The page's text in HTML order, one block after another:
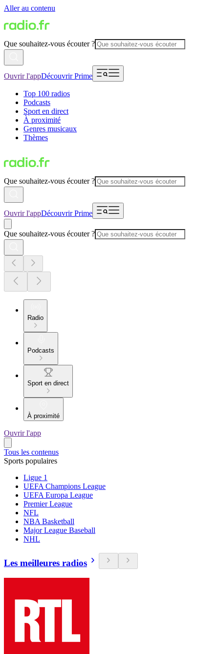
Aller au contenu
Que souhaitez-vous écouter ?
Ouvrir l'appDécouvrir Prime
Top 100 radios
Podcasts
Sport en direct
À proximité
Genres musicaux
Thèmes
Que souhaitez-vous écouter ?
Ouvrir l'appDécouvrir Prime
Que souhaitez-vous écouter ?
Radio
Podcasts
Sport en direct
À proximité
Ouvrir l'app
Tous les contenus
Sports populaires
Ligue 1
UEFA Champions League
UEFA Europa League
Premier League
NFL
NBA Basketball
Major League Baseball
NHL
Les meilleures radios